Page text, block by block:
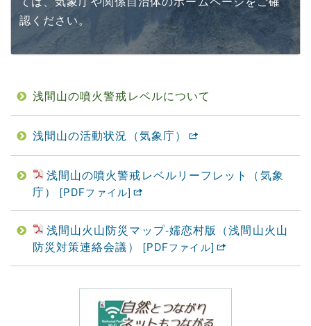
認ください。
浅間山の噴火警戒レベルについて
浅間山の活動状況（気象庁）
浅間山の噴火警戒レベルリーフレット（気象
庁）
浅間山火山防災マップ-嬬恋村版（浅間山火山
防災対策連絡会議）